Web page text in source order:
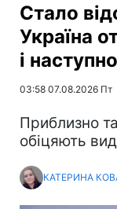
Стало
Україна
і
03:58 07.08.2026 Пт
Приблизно
обіцяють
КАТЕРИНА